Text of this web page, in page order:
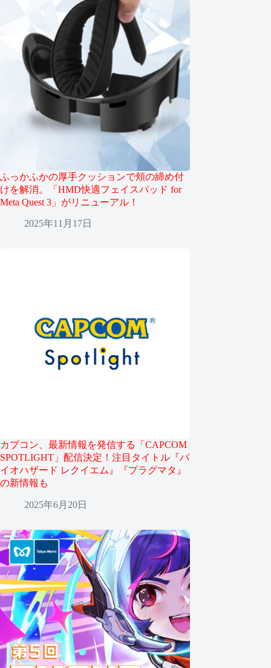
ふっかふかの厚手クッションで頬の締め付
けを解消。「HMD快適フェイスパッド for
Meta Quest 3」がリニューアル！
2025年11月17日
カプコン、最新情報を発信する「CAPCOM
SPOTLIGHT」配信決定！注目タイトル『バ
イオハザード レクイエム』『プラグマタ』
の新情報も
2025年6月20日